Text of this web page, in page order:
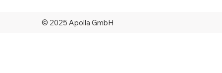
© 2025 Apolla GmbH